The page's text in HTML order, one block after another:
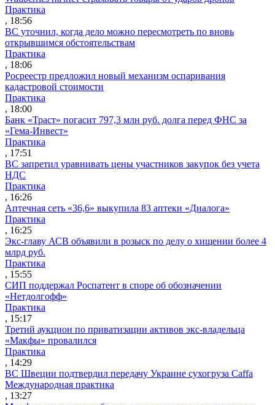
Практика
, 18:56
ВС уточнил, когда дело можно пересмотреть по вновь
открывшимся обстоятельствам
Практика
, 18:06
Росреестр предложил новый механизм оспаривания
кадастровой стоимости
Практика
, 18:00
Банк «Траст» погасит 797,3 млн руб. долга перед ФНС за
«Гема-Инвест»
Практика
, 17:51
ВС запретил уравнивать цены участников закупок без учета
НДС
Практика
, 16:26
Аптечная сеть «36,6» выкупила 83 аптеки «Диалога»
Практика
, 16:25
Экс-главу АСВ объявили в розыск по делу о хищении более 4
млрд руб.
Практика
, 15:55
СИП поддержал Роспатент в споре об обозначении
«Нетдолгофф»
Практика
, 15:17
Третий аукцион по приватизации активов экс-владельца
«Макфы» провалился
Практика
, 14:29
ВС Швеции подтвердил передачу Украине сухогруза Caffa
Международная практика
, 13:27